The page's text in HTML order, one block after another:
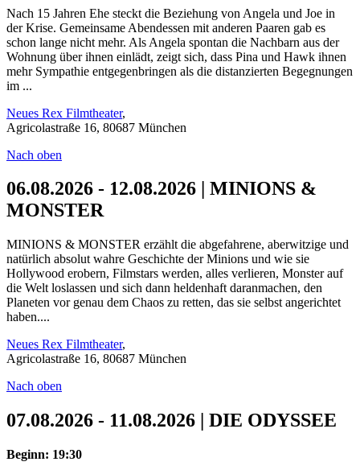
Nach 15 Jahren Ehe steckt die Beziehung von Angela und Joe in
der Krise. Gemeinsame Abendessen mit anderen Paaren gab es
schon lange nicht mehr. Als Angela spontan die Nachbarn aus der
Wohnung über ihnen einlädt, zeigt sich, dass Pina und Hawk ihnen
mehr Sympathie entgegenbringen als die distanzierten Begegnungen
im ...
Neues Rex Filmtheater,
Agricolastraße 16, 80687 München
Nach oben
06.08.2026 - 12.08.2026 | MINIONS &
MONSTER
MINIONS & MONSTER erzählt die abgefahrene, aberwitzige und
natürlich absolut wahre Geschichte der Minions und wie sie
Hollywood erobern, Filmstars werden, alles verlieren, Monster auf
die Welt loslassen und sich dann heldenhaft daranmachen, den
Planeten vor genau dem Chaos zu retten, das sie selbst angerichtet
haben....
Neues Rex Filmtheater,
Agricolastraße 16, 80687 München
Nach oben
07.08.2026 - 11.08.2026 | DIE ODYSSEE
Beginn: 19:30